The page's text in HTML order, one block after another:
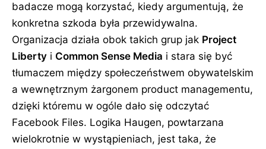
badacze mogą korzystać, kiedy argumentują, że
konkretna szkoda była przewidywalna.
Organizacja działa obok takich grup jak Project
Liberty i Common Sense Media i stara się być
tłumaczem między społeczeństwem obywatelskim
a wewnętrznym żargonem product managementu,
dzięki któremu w ogóle dało się odczytać
Facebook Files. Logika Haugen, powtarzana
wielokrotnie w wystąpieniach, jest taka, że